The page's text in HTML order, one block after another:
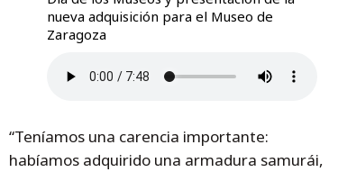
nueva adquisición para el Museo de
Zaragoza
“Teníamos una carencia importante:
habíamos adquirido una armadura samurái,